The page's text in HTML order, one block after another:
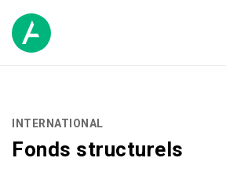
INTERNATIONAL
Fonds structurels